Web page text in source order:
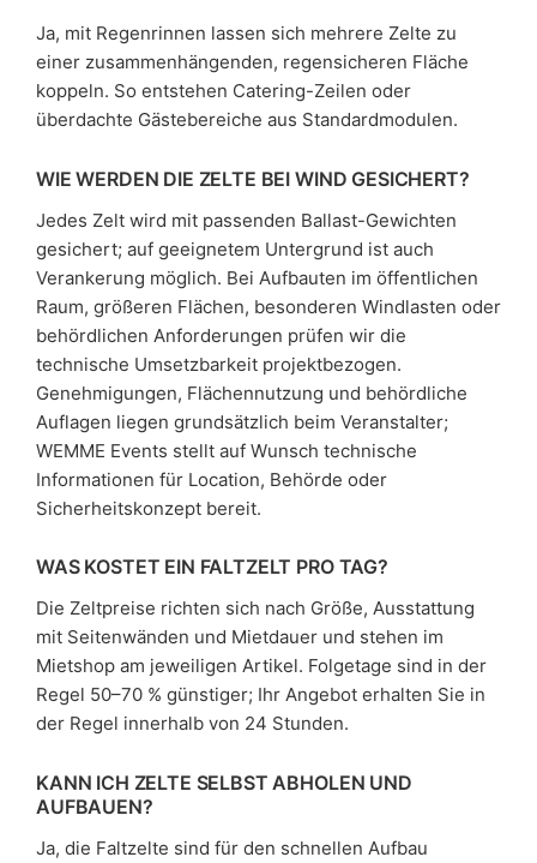
Ja, mit Regenrinnen lassen sich mehrere Zelte zu
einer zusammenhängenden, regensicheren Fläche
koppeln. So entstehen Catering-Zeilen oder
überdachte Gästebereiche aus Standardmodulen.
WIE WERDEN DIE ZELTE BEI WIND GESICHERT?
Jedes Zelt wird mit passenden Ballast-Gewichten
gesichert; auf geeignetem Untergrund ist auch
Verankerung möglich. Bei Aufbauten im öffentlichen
Raum, größeren Flächen, besonderen Windlasten oder
behördlichen Anforderungen prüfen wir die
technische Umsetzbarkeit projektbezogen.
Genehmigungen, Flächennutzung und behördliche
Auflagen liegen grundsätzlich beim Veranstalter;
WEMME Events stellt auf Wunsch technische
Informationen für Location, Behörde oder
Sicherheitskonzept bereit.
WAS KOSTET EIN FALTZELT PRO TAG?
Die Zeltpreise richten sich nach Größe, Ausstattung
mit Seitenwänden und Mietdauer und stehen im
Mietshop am jeweiligen Artikel. Folgetage sind in der
Regel 50–70 % günstiger; Ihr Angebot erhalten Sie in
der Regel innerhalb von 24 Stunden.
KANN ICH ZELTE SELBST ABHOLEN UND
AUFBAUEN?
Ja, die Faltzelte sind für den schnellen Aufbau